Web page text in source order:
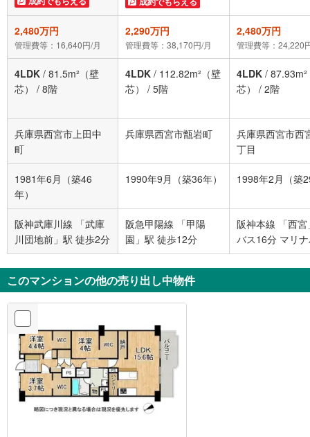
2,480万円
管理費等：16,640円/月
2,290万円
管理費等：38,170円/月
2,480万円
管理費等：24,220
4LDK / 81.5m²（壁
芯）
/ 8階
4LDK / 112.82m²（壁
芯）
/ 5階
4LDK /
芯）
/ 2階
兵庫県西宮市上田中
町
兵庫県西宮市甑岩町
兵庫県西宮市西
丁目
1981年6月（築46
年）
1990年9月（築36年） 1998年2月（築
阪神武庫川線 「武庫
川団地前」駅 徒歩2分
阪急甲陽線 「甲陽
園」駅 徒歩12分
阪神本線 「西宮
バス16分 マリ
ク南 バス停下車
2分
このマンションの他の売り出し中物件